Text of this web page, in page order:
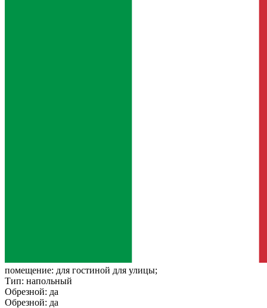
помещение: для гостиной для улицы;
Тип: напольный
Обрезной: да
Обрезной: да